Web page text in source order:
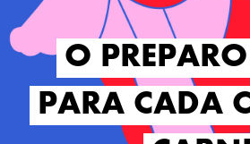
O
PARA CADA
O
PARA CADA